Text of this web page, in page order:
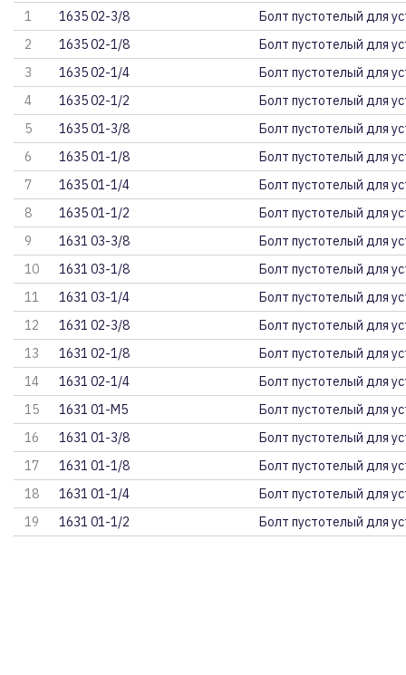
1 1635 02-3/8
Болт пустотелый для
2
1635 02-1/8
Болт пустотелый для
3
1635 02-1/4
Болт пустотелый для
4
1635 02-1/2
Болт пустотелый для
5
1635 01-3/8
Болт пустотелый для
6
1635 01-1/8
Болт пустотелый для
7
1635 01-1/4
Болт пустотелый для
8
1635 01-1/2
Болт пустотелый для
9
1631 03-3/8
Болт пустотелый для
10
1631 03-1/8
Болт пустотелый для
11
1631 03-1/4
Болт пустотелый для
12
1631 02-3/8
Болт пустотелый для
13
1631 02-1/8
Болт пустотелый для
14
1631 02-1/4
Болт пустотелый для
15
1631 01-M5
Болт пустотелый для
16
1631 01-3/8
Болт пустотелый для
17
1631 01-1/8
Болт пустотелый для
18
1631 01-1/4
Болт пустотелый для
19
1631 01-1/2 Болт пустотелый для